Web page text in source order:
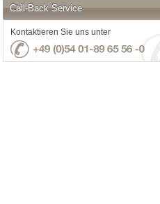
Call-Back Service
Kontaktieren Sie uns unter